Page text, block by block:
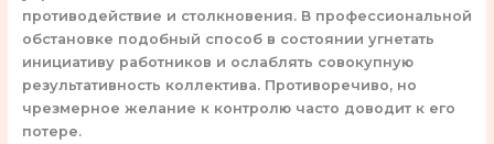
противодействие и столкновения. В профессиональной
обстановке подобный способ в состоянии угнетать
инициативу работников и ослаблять совокупную
результативность коллектива. Противоречиво, но
чрезмерное желание к контролю часто доводит к его
потере.